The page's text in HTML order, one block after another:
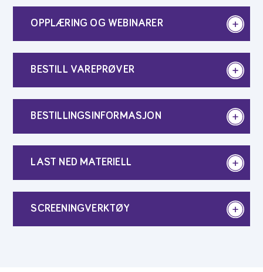
OPPLÆRING OG WEBINARER
BESTILL VAREPRØVER
BESTILLINGSINFORMASJON
LAST NED MATERIELL
SCREENINGVERKTØY